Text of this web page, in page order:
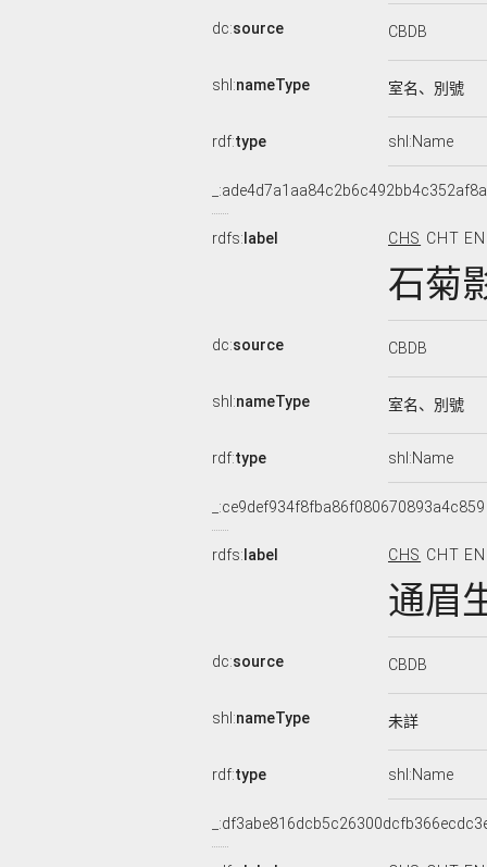
dc:source CBDB
shl:nameType 室名、別號
rdf:type shl:Name
rdfs:label CHS CHT
石菊
dc:source CBDB
shl:nameType 室名、別號
rdf:type shl:Name
_:ce9def934f8fba86f080670893a4c859
rdfs:label CHS CHT
通眉
dc:source CBDB
shl:nameType 未詳
rdf:type shl:Name